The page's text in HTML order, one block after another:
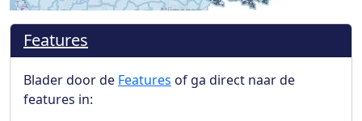
Features
Blader door de Features of ga direct naar de
features in: